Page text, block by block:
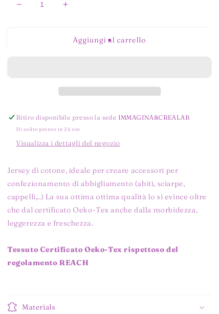
Diminuisci
Aumenta
PAPAYA
Aggiungi al carrello
Ritiro disponibile presso la sede IMMAGINA&CREALAB
Di solito pronto in 24 ore
Visualizza i dettagli del negozio
Jersey di cotone, ideale per creare accessori per
confezionamento di abbigliamento (abiti, sciarpe,
cappelli,..) La sua ottima ottima qualità lo si evince oltre
che dal certificato Oeko-Tex anche dalla morbidezza,
leggerezza e freschezza.
Tessuto Certificato Oeko-Tex rispettoso del
regolamento REACH
Materials